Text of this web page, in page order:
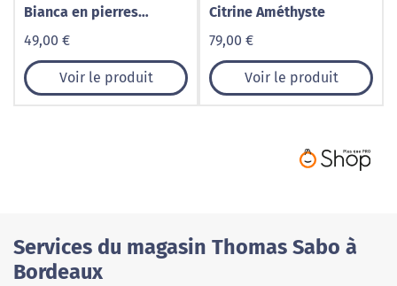
Bianca en pierres
Apatite
49,00 €
Voir le produit
Citrine Améthyste
79,00 €
Voir le produit
Services du magasin Thomas Sabo à
Bordeaux